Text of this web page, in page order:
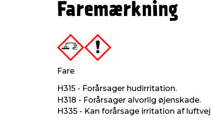
Produktdetaljer:
Forbrug: 1 kg. Cempexo til 2-4 m²
Opbevaring: Tørt og i lukket
Holdbarhed: I tæt emballage min.
produktionsdato
Faremærkning
Fare
H315 - Forårsager hudirritation.
H318 - Forårsager alvorlig øjenskade.
H335 - Kan forårsage irritation af